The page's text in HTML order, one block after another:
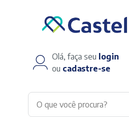
Olá, faça seu login
ou cadastre-se